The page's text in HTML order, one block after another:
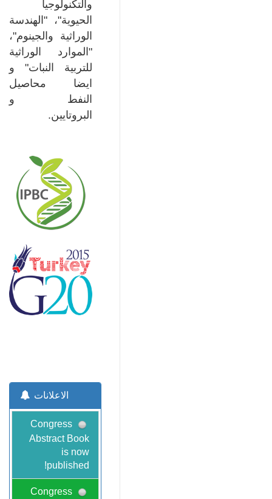
والتكنولوجيا
الحيوية"، "الهندسة
الوراثية والجينوم"،
"الموارد الوراثية
للتربية النبات" و
ايضا محاصيل
النفط و
البروتايين.
الاعلانات
Congress
Abstract Book
is now
published!
Congress